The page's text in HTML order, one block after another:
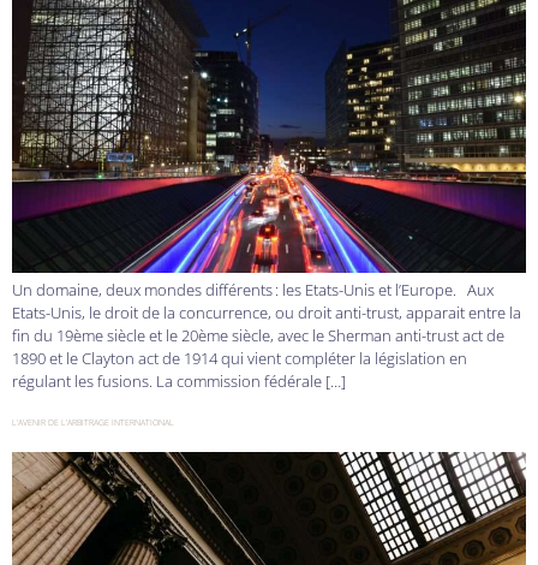
Un domaine, deux mondes différents : les Etats-Unis et l’Europe. Aux
Etats-Unis, le droit de la concurrence, ou droit anti-trust, apparait entre la
fin du 19ème siècle et le 20ème siècle, avec le Sherman anti-trust act de
1890 et le Clayton act de 1914 qui vient compléter la législation en
régulant les fusions. La commission fédérale […]
L’AVENIR DE L’ARBITRAGE INTERNATIONAL